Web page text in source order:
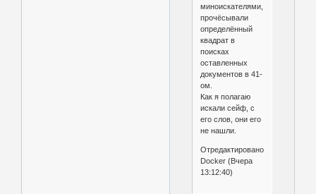
миноискателями,
прочёсывали
определённый
квадрат в
поисках
оставленных
документов в 41-
ом.
Как я полагаю
искали сейф, с
его слов, они его
не нашли.
Отредактировано
Docker (Вчера
13:12:40)